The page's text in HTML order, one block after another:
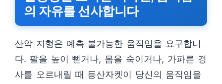
의 자유를 선사합니다
산악 지형은 예측 불가능한 움직임을 요구합니
다. 팔을 높이 뻗거나, 몸을 숙이거나, 가파른 경
사를 오르내릴 때 등산자켓이 당신의 움직임을